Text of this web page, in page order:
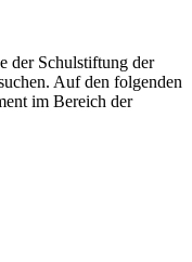
der Schulstiftung der
Auf den folgenden
im Bereich der